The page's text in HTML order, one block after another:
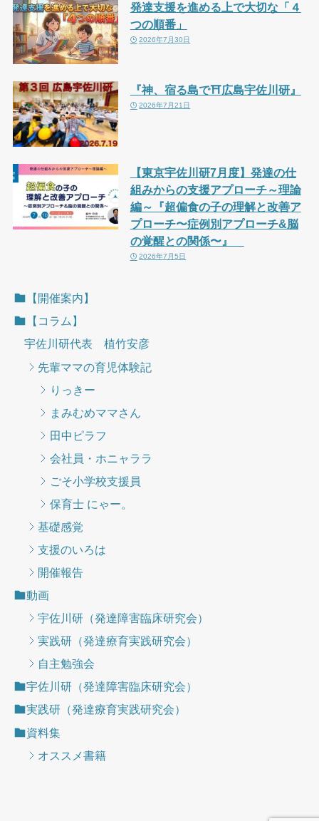
発達支援を進める上で大切な「４
つの順番」
2026年7月30日
『神、宿る島で⛩広島宇佐川研』
2026年7月21日
【東京宇佐川研7月度】発達の仕
組みからの支援アプローチ～理論
編～『超偏食の子の理解と改善ア
プローチ〜症例別アプローチ&脳
の覚醒との関係〜』
2026年7月5日
【開催案内】
【コラム】
宇佐川研代表 植竹安彦
先輩ママの育児体験記
りっきー
まみむめママさん
田中ピラフ
会社員・ホニャララ
ごそ小学校支援員
保育士 にゃー。
基礎感覚
支援のいろは
開催報告
動画
宇佐川研（発達障害臨床研究会）
実践研（発達療育実践研究会）
自主勉強会
宇佐川研（発達障害臨床研究会）
実践研（発達療育実践研究会）
資料集
オススメ書籍